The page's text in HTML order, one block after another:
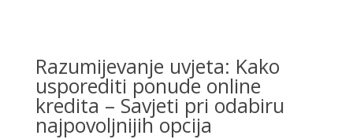
Razumijevanje uvjeta: Kako
usporediti ponude online
kredita – Savjeti pri odabiru
najpovoljnijih opcija